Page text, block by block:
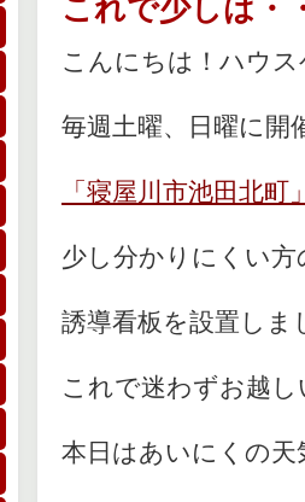
これで少しは・
こんにちは！ハウ
毎週土曜、日曜に開
「寝屋川市池田北町
少し分かりにくい
誘導看板を設置しま
これで迷わずお越
本日はあいにくの天